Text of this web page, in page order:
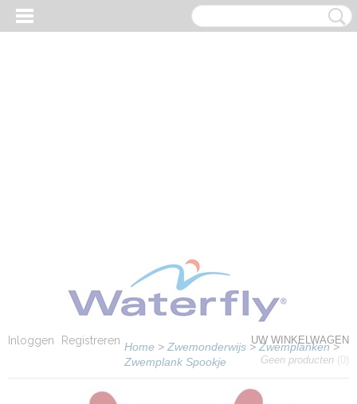
Inloggen Registreren
UW WINKELWAGEN
Geen producten (0)
Home > Zwemonderwijs >Zwemplanken>
Zwemplank Spookje